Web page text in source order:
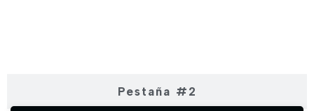
Pestaña #2